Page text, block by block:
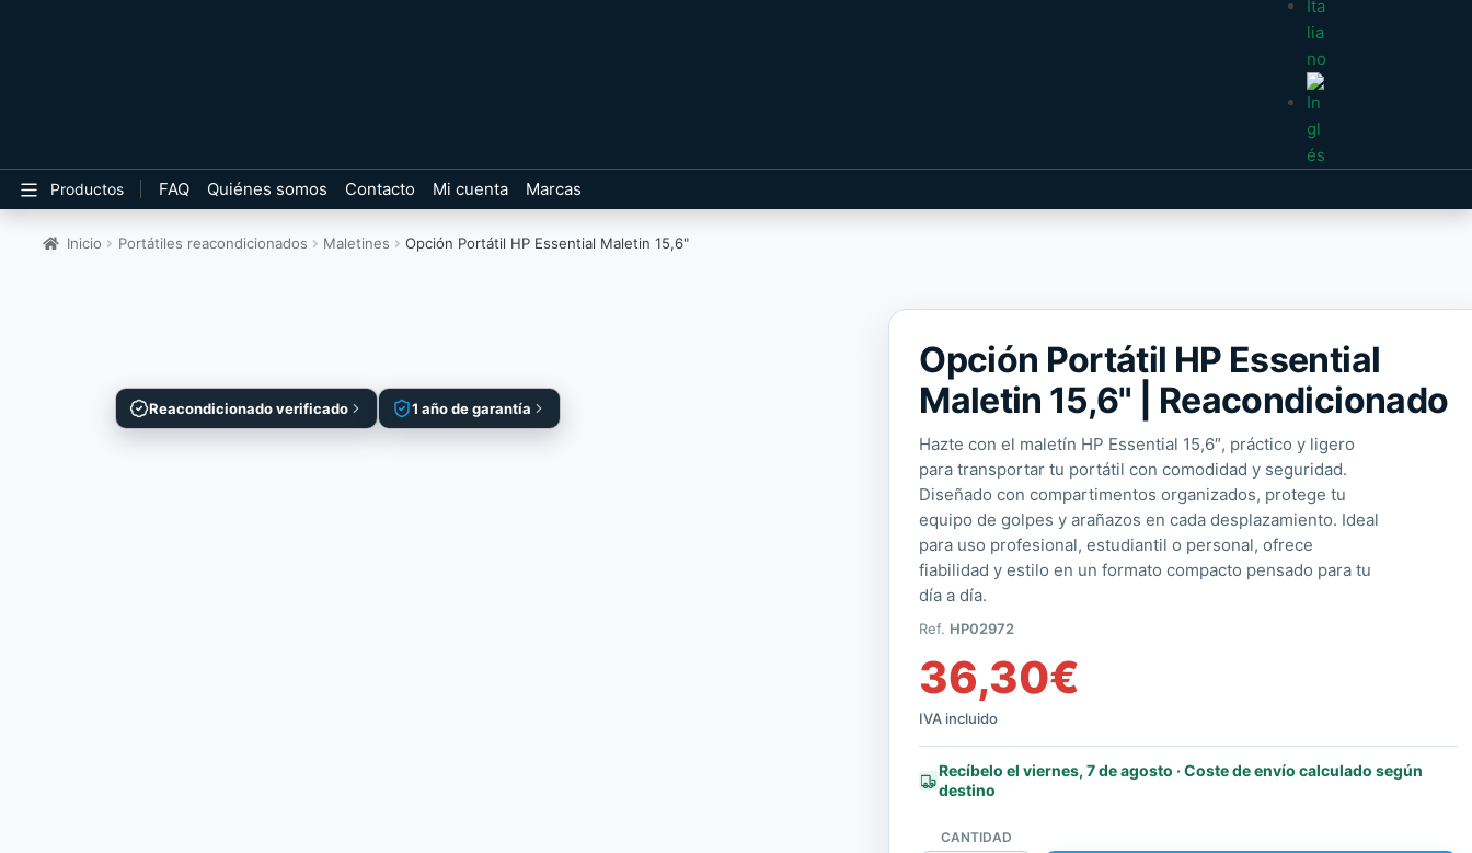
Productos FAQ Quiénes somos Contacto Mi cuenta Marcas
Inicio Portátiles reacondicionados Maletines Opción Portátil HP Essential Maletin 15,6"
Reacondicionado verificado 1 año de garantía
Opción Portátil HP Essential
Maletin 15,6" | Reacondicionado
Hazte con el maletín HP Essential 15,6″, práctico y ligero
para transportar tu portátil con comodidad y seguridad.
Diseñado con compartimentos organizados, protege tu
equipo de golpes y arañazos en cada desplazamiento. Ideal
para uso profesional, estudiantil o personal, ofrece
fiabilidad y estilo en un formato compacto pensado para tu
día a día.
Ref. HP02972
36,30€
IVA incluido
Recíbelo el viernes, 7 de agosto · Coste de envío calculado según
destino
CANTIDAD
Opción